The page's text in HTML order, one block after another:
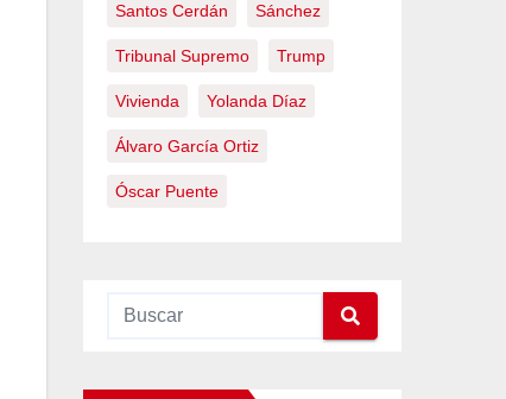
Santos Cerdán Sánchez
Tribunal Supremo Trump
Vivienda Yolanda Díaz
Álvaro García Ortiz
Óscar Puente